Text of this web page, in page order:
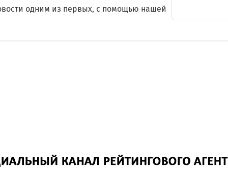
одним из первых, с помощью нашей